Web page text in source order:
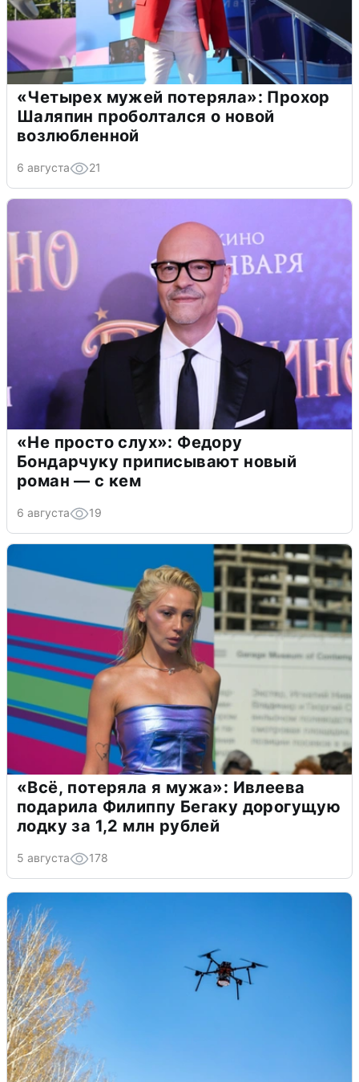
«Четырех мужей потеряла»: Прохор
Шаляпин проболтался о новой
возлюбленной
6 августа 21
«Не просто слух»: Федору
Бондарчуку приписывают новый
роман — с кем
6 августа 19
«Всё, потеряла я мужа»: Ивлеева
подарила Филиппу Бегаку дорогущую
лодку за 1,2 млн рублей
5 августа 178